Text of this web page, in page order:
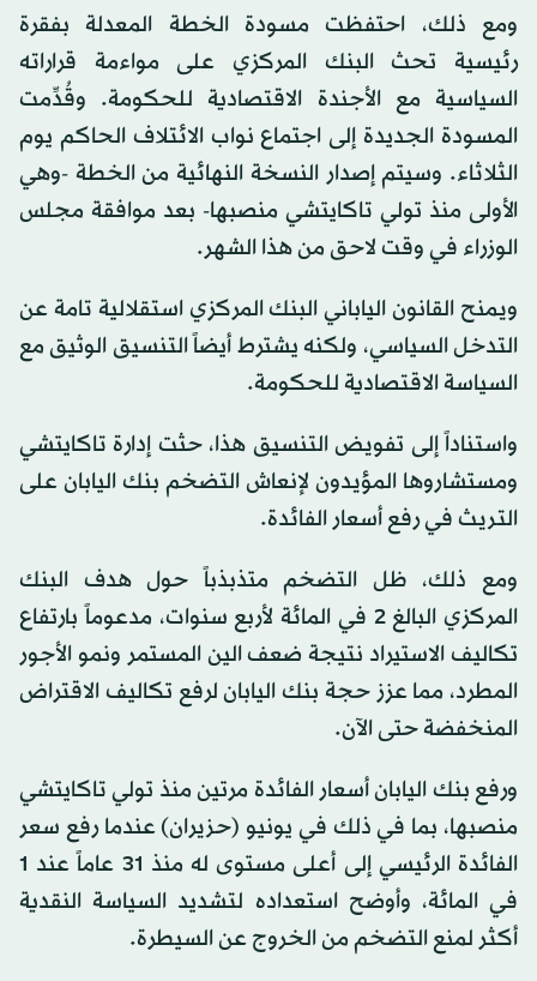
ومع ذلك، احتفظت مسودة الخطة المعدلة بفقرة
رئيسية تحث البنك المركزي على مواءمة قراراته
السياسية مع الأجندة الاقتصادية للحكومة. وقُدِّمت
المسودة الجديدة إلى اجتماع نواب الائتلاف الحاكم يوم
الثلاثاء. وسيتم إصدار النسخة النهائية من الخطة -وهي
الأولى منذ تولي تاكايتشي منصبها- بعد موافقة مجلس
الوزراء في وقت لاحق من هذا الشهر.
ويمنح القانون الياباني البنك المركزي استقلالية تامة عن
التدخل السياسي، ولكنه يشترط أيضاً التنسيق الوثيق مع
السياسة الاقتصادية للحكومة.
واستناداً إلى تفويض التنسيق هذا، حثت إدارة تاكايتشي
ومستشاروها المؤيدون لإنعاش التضخم بنك اليابان على
التريث في رفع أسعار الفائدة.
ومع ذلك، ظل التضخم متذبذباً حول هدف البنك
المركزي البالغ 2 في المائة لأربع سنوات، مدعوماً بارتفاع
تكاليف الاستيراد نتيجة ضعف الين المستمر ونمو الأجور
المطرد، مما عزز حجة بنك اليابان لرفع تكاليف الاقتراض
المنخفضة حتى الآن.
ورفع بنك اليابان أسعار الفائدة مرتين منذ تولي تاكايتشي
منصبها، بما في ذلك في يونيو (حزيران) عندما رفع سعر
الفائدة الرئيسي إلى أعلى مستوى له منذ 31 عاماً عند 1
في المائة، وأوضح استعداده لتشديد السياسة النقدية
أكثر لمنع التضخم من الخروج عن السيطرة.